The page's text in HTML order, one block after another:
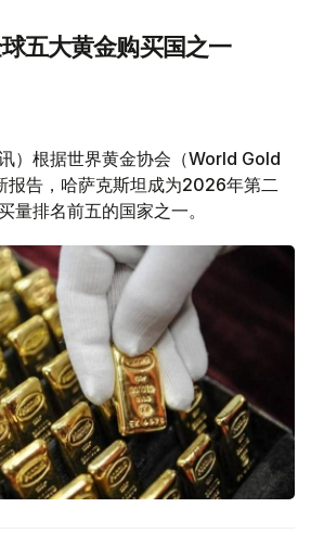
五大黄金购买国之一
）根据世界黄金协会（World Gold
报告，哈萨克斯坦成为2026年第二
量排名前五的国家之一。